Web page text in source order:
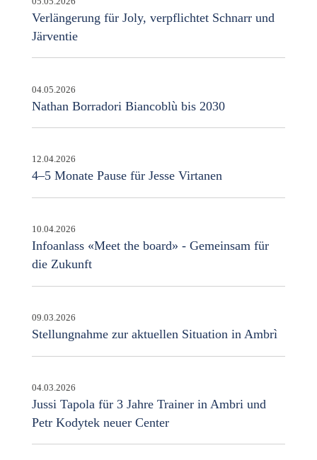
Verlängerung für Joly, verpflichtet Schnarr und
Järventie
04.05.2026
Nathan Borradori Biancoblù bis 2030
12.04.2026
4–5 Monate Pause für Jesse Virtanen
10.04.2026
Infoanlass «Meet the board» - Gemeinsam für
die Zukunft
09.03.2026
Stellungnahme zur aktuellen Situation in Ambrì
04.03.2026
Jussi Tapola für 3 Jahre Trainer in Ambri und
Petr Kodytek neuer Center